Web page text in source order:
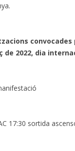
convocades
de 2022, dia
17:30 sortida